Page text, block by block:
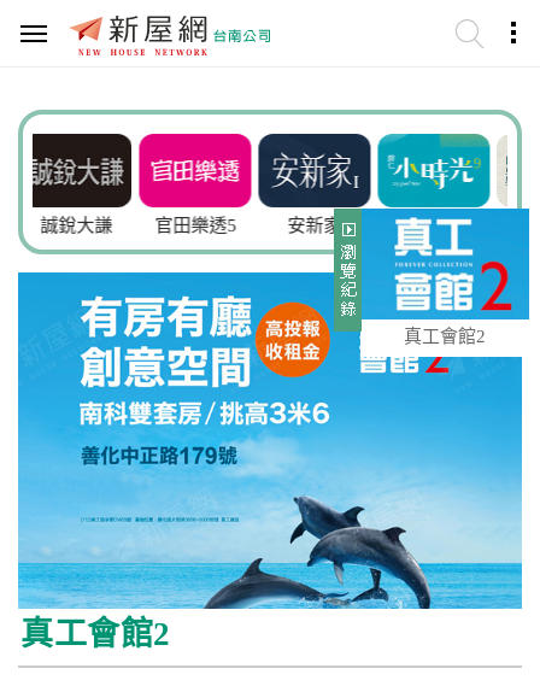
真工會館2
官田樂透5 安新家 小時光9 豐禾
真工會館2